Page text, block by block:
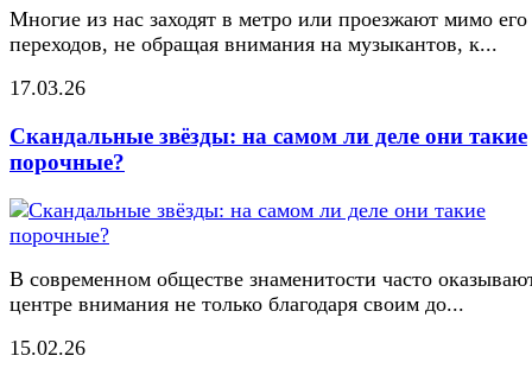
Многие из нас заходят в метро или проезжают мимо его
переходов, не обращая внимания на музыкантов, к...
17.03.26
Скандальные звёзды: на самом ли деле они такие
порочные?
В современном обществе знаменитости часто
центре внимания не только благодаря своим до...
15.02.26